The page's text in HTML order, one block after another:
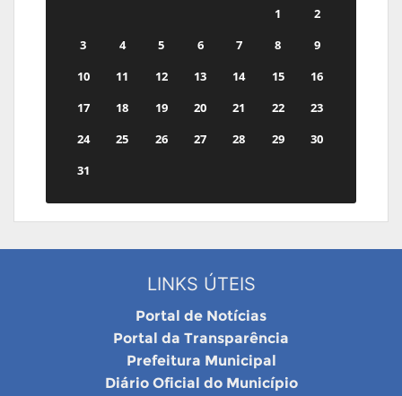
1
2
3
4 5 6 7 8
9
10
11 12 13 14 15
16
17
18 19 20 21 22
23
24
25 26 27 28 29
30
31
LINKS ÚTEIS
Portal de Notícias
Portal da Transparência
Prefeitura Municipal
Diário Oficial do Município